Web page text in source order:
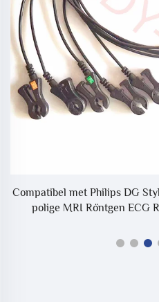
Compatibel met Philips DG
polige MRI Röntgen ECG